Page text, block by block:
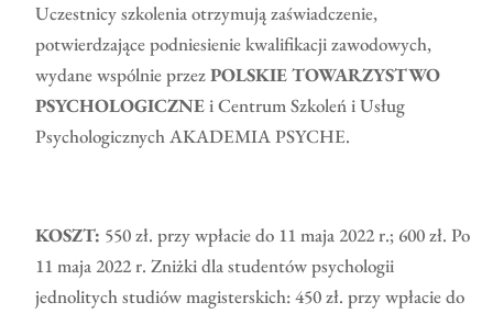
Uczestnicy szkolenia otrzymują zaświadczenie,
potwierdzające podniesienie kwalifikacji zawodowych,
wydane wspólnie przezPOLSKIE TOWARZYSTWO
PSYCHOLOGICZNEi Centrum Szkoleń i Usług
Psychologicznych AKADEMIA PSYCHE.
KOSZT: 550 zł. przy wpłacie do 11 maja 2022 r.; 600 zł. Po
11 maja 2022 r. Zniżki dla studentów psychologii
jednolitych studiów magisterskich: 450 zł. przy wpłacie do